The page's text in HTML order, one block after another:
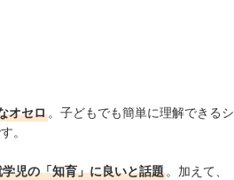
オセロ。子どもでも簡単に理解できるシ
。
児の「知育」に良いと話題。加えて、